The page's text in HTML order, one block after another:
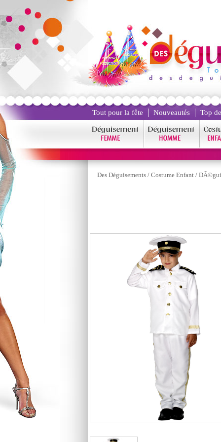
Tout pour la fête Nouveautés Top
Des Déguisements / Costume Enfant /